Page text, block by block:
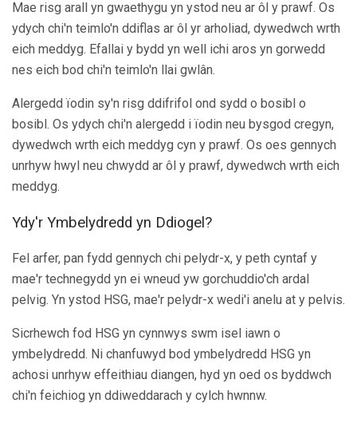
Mae risg arall yn gwaethygu yn ystod neu ar ôl y prawf. Os
ydych chi'n teimlo'n ddiflas ar ôl yr arholiad, dywedwch wrth
eich meddyg. Efallai y bydd yn well ichi aros yn gorwedd
nes eich bod chi'n teimlo'n llai gwlân.
Alergedd ïodin sy'n risg ddifrifol ond sydd o bosibl o
bosibl. Os ydych chi'n alergedd i ïodin neu bysgod cregyn,
dywedwch wrth eich meddyg cyn y prawf. Os oes gennych
unrhyw hwyl neu chwydd ar ôl y prawf, dywedwch wrth eich
meddyg.
Ydy'r Ymbelydredd yn Ddiogel?
Fel arfer, pan fydd gennych chi pelydr-x, y peth cyntaf y
mae'r technegydd yn ei wneud yw gorchuddio'ch ardal
pelvig. Yn ystod HSG, mae'r pelydr-x wedi'i anelu at y pelvis.
Sicrhewch fod HSG yn cynnwys swm isel iawn o
ymbelydredd. Ni chanfuwyd bod ymbelydredd HSG yn
achosi unrhyw effeithiau diangen, hyd yn oed os byddwch
chi'n feichiog yn ddiweddarach y cylch hwnnw.